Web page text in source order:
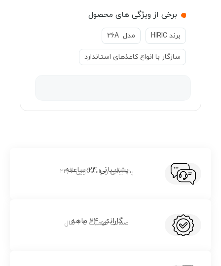
برخی از ویژگی های محصول
برند HIRIC مدل 26A
سازگار با انواع کاغذهای استاندارد
پشتیبانی 24 ساعته
پشتیبانی و پاسخگویی 24/7
گارانتی 24 ماهه
ضمانت کیفیت تا 2 سال